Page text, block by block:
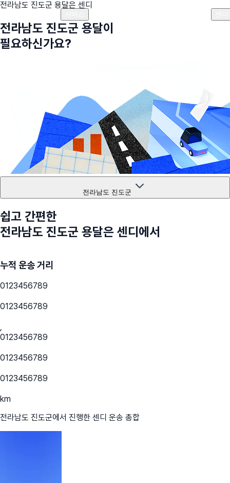
전라남도 진도군 용달은 센디
전라남도 진도군 용달이
필요하신가요?
전라남도 진도군
쉽고 간편한
전라남도 진도군 용달은 센디에서
누적 운송 거리
0123456789
0123456789
,
0123456789
0123456789
0123456789
km
전라남도 진도군에서 진행한 센디 운송 총합